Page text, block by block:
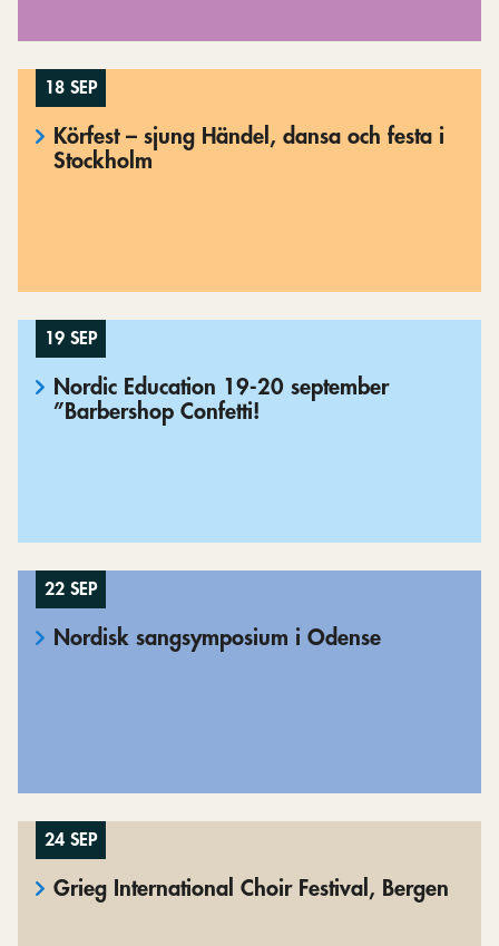
18 SEP
Körfest – sjung Händel, dansa och festa i
Stockholm
19 SEP
Nordic Education 19-20 september
”Barbershop Confetti!
22 SEP
Nordisk sangsymposium i Odense
24 SEP
Grieg International Choir Festival, Bergen